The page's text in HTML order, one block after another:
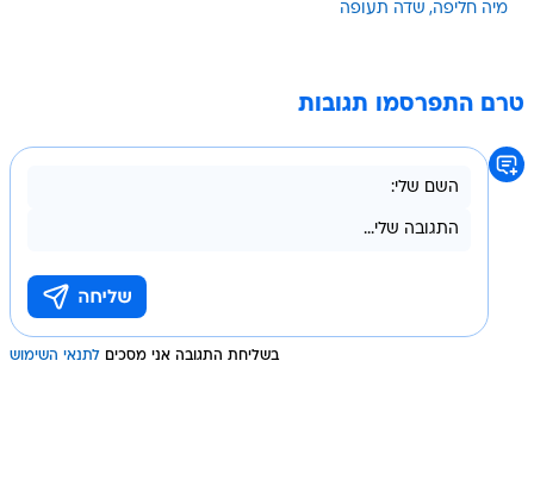
מיה חליפה שדה תעופה
טרם התפרסמו תגובות
בשליחת התגובה אני מסכים לתנאי השימוש